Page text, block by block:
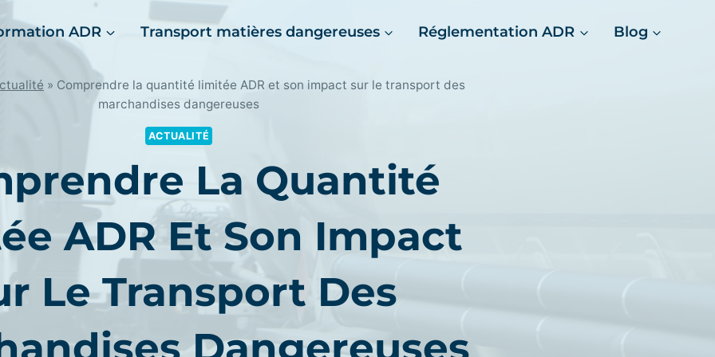
ADR Transport matières dangereuses Réglementation ADR Blog
» Comprendre la quantité limitée ADR et son impact sur le transport des
marchandises dangereuses
ACTUALITÉ
La Quantité
ADR Et Son Impact
Le Transport Des